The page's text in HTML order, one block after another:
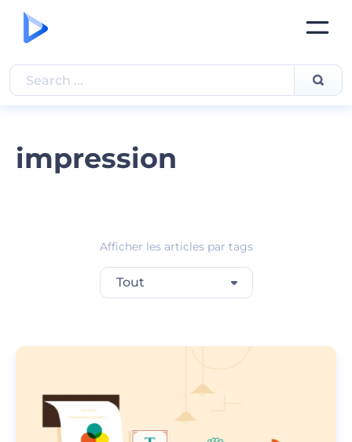
impression
Afficher les articles par tags
Tout